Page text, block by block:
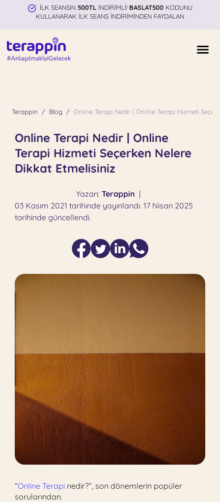
İLK SEANSIN 500TLİNDİRİMLİ! BASLAT500KODUNU
KULLANARAK İLK SEANS İNDİRİMİNDEN FAYDALAN
Terappin Blog Online Terapi Nedir | Online Terapi Hizmeti
Online Terapi Nedir | Online
Terapi Hizmeti Seçerken Nelere
Dikkat Etmelisiniz
Yazan: Terappin |
03 Kasım 2021 tarihinde yayınlandı. 17 Nisan 2025
tarihinde güncellendi.
“Online Terapi nedir?”, son dönemlerin popüler
sorularından.